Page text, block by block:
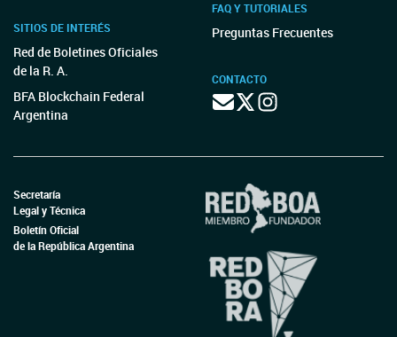
SITIOS DE INTERÉS
Red de Boletines Oficiales
de la R. A.
BFA Blockchain Federal
Argentina
FAQ Y TUTORIALES
Preguntas Frecuentes
CONTACTO
Secretaría
Legal y Técnica
Boletín Oficial
de la República Argentina